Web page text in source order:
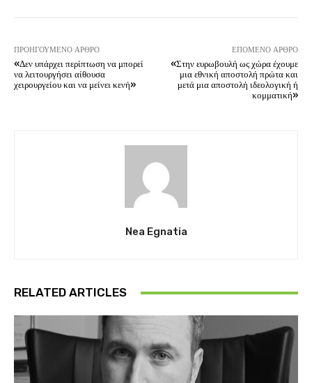
ΠΡΟΗΓΟΎΜΕΝΟ ΆΡΘΡΟ
«Δεν υπάρχει περίπτωση να μπορεί
να λειτουργήσει αίθουσα
χειρουργείου και να μείνει κενή»
ΕΠΌΜΕΝΟ ΆΡΘΡΟ
«Στην ευρωβουλή ως χώρα έχουμε
μια εθνική αποστολή πρώτα και
μετά μια αποστολή ιδεολογική ή
κομματική»
Nea Egnatia
RELATED ARTICLES